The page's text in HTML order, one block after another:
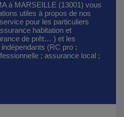
à MARSEILLE (13001) vous
utiles à propos de nos
pour les particuliers
habitation et
de prêt… ) et les
(RC pro ;
; assurance local ;